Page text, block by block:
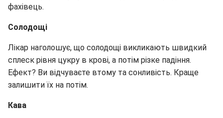
фахівець.
Солодощі
Лікар наголошує, що солодощі викликають швидкий
сплеск рівня цукру в крові, а потім різке падіння.
Ефект? Ви відчуваєте втому та сонливість. Краще
залишити їх на потім.
Кава